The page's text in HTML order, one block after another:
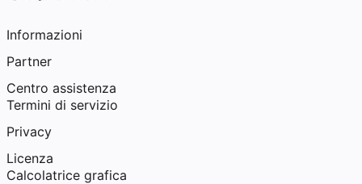
Informazioni
Partner
Centro assistenza
Termini di servizio
Privacy
Licenza
Calcolatrice grafica